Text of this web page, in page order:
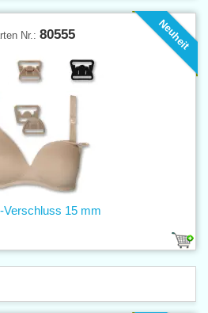
Neuheit
Nr.: 80555
Verschluss 15 mm